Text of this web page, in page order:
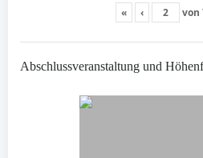
« ‹ von
Abschlussveranstaltung und